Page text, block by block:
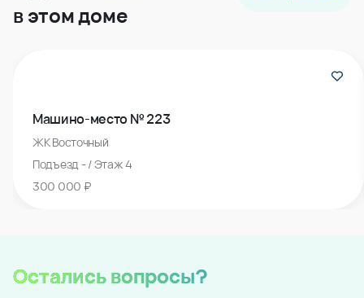
в этом доме
Машино-место № 223
ЖК Восточный
Подъезд - / Этаж 4
300 000 ₽
Остались вопросы?